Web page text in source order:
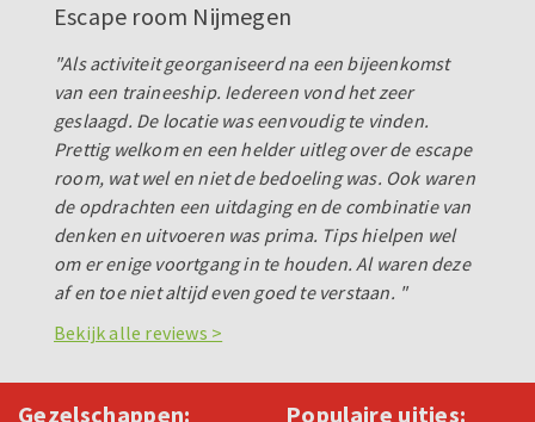
Escape room Nijmegen
"Als activiteit georganiseerd na een bijeenkomst
van een traineeship. Iedereen vond het zeer
geslaagd. De locatie was eenvoudig te vinden.
Prettig welkom en een helder uitleg over de escape
room, wat wel en niet de bedoeling was. Ook waren
de opdrachten een uitdaging en de combinatie van
denken en uitvoeren was prima. Tips hielpen wel
om er enige voortgang in te houden. Al waren deze
af en toe niet altijd even goed te verstaan. "
Bekijk alle reviews >
Gezelschappen: Populaire uitjes: